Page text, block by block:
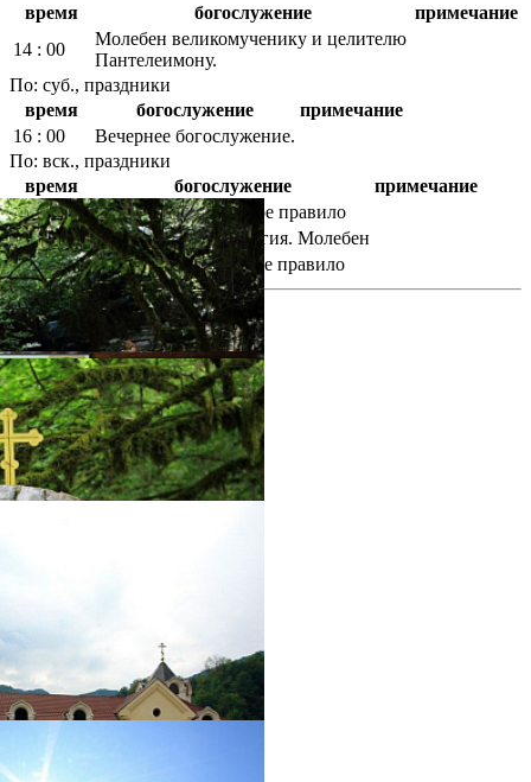
время
богослужение
примечание
14 : 00
Молебен великомученику и целителю
Пантелеимону.
По: суб., праздники
время
богослужение
примечание
16 : 00
Вечернее богослужение.
По: вск., праздники
время
богослужение
примечание
7 : 00
Утреннее монашеское правило
9 : 00
Божественная литургия. Молебен
20 : 00
Вечернее монашеское правило
фотогалерея